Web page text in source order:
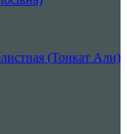
(Тонкат Али)